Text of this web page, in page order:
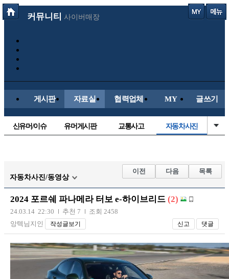
커뮤니티 사이버매장
게시판 자료실 협력업체 MY 글쓰기
신유머/이슈 유머게시판 교통사고 자동차사진
자유사진 군사/무기
트럭/버스 항공/해운/철도
장착시공사진
자동차사진/동영상
이전 다음 목록
2024 포르쉐 파나메라 터보 e-하이브리드 (2)
24.03.14 22:30 추천 7
조회 2458
앙텍님지인
작성글보기 신고 댓글